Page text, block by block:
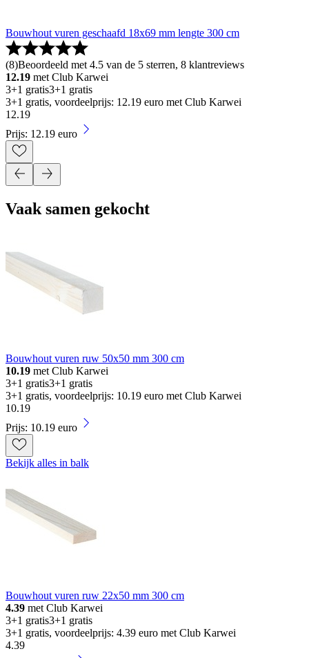
Bouwhout vuren geschaafd 18x69 mm lengte 300 cm
(8)Beoordeeld met 4.5 van de 5 sterren, 8 klantreviews
12.19 met Club Karwei
3+1 gratis3+1 gratis
3+1 gratis, voordeelprijs: 12.19 euro met Club Karwei
12.19
Prijs: 12.19 euro
Vaak samen gekocht
Bouwhout vuren ruw 50x50 mm 300 cm
10.19 met Club Karwei
3+1 gratis3+1 gratis
3+1 gratis, voordeelprijs: 10.19 euro met Club Karwei
10.19
Prijs: 10.19 euro
Bekijk alles in balk
Bouwhout vuren ruw 22x50 mm 300 cm
4.39 met Club Karwei
3+1 gratis3+1 gratis
3+1 gratis, voordeelprijs: 4.39 euro met Club Karwei
4.39